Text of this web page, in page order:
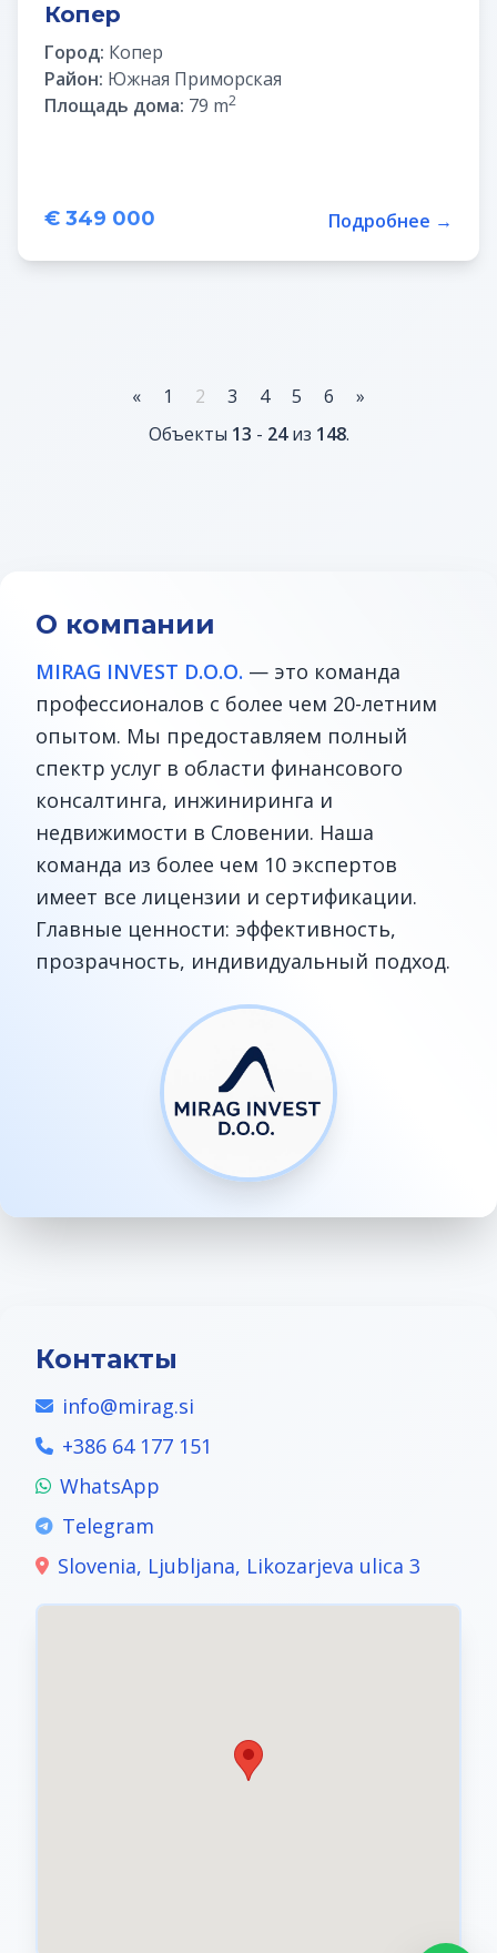
Копер
Город: Копер
Район: Южная Приморская
Площадь дома: 79 m2
€ 349 000 Подробнее →
« 1 2 3 4 5 6
»
Объекты 13 - 24из 148.
О компании
MIRAG INVEST D.O.O. — это команда
профессионалов с более чем 20-летним
опытом. Мы предоставляем полный
спектр услуг в области финансового
консалтинга, инжиниринга и
недвижимости в Словении. Наша
команда из более чем 10 экспертов
имеет все лицензии и сертификации.
Главные ценности: эффективность,
прозрачность, индивидуальный подход.
Контакты
info@mirag.si
+386 64 177 151
WhatsApp
Telegram
Slovenia, Ljubljana, Likozarjeva ulica 3